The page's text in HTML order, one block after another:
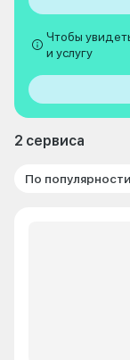
Чтобы
и услугу
2 сервиса
По популярности